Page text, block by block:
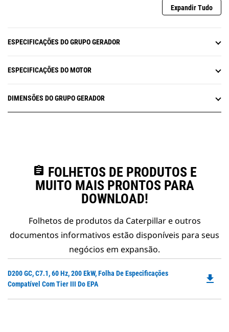
Expandir Tudo
ESPECIFICAÇÕES DO GRUPO GERADOR
ESPECIFICAÇÕES DO MOTOR
DIMENSÕES DO GRUPO GERADOR
assignment FOLHETOS DE PRODUTOS E
MUITO MAIS PRONTOS PARA
DOWNLOAD!
Folhetos de produtos da Caterpillar e outros
documentos informativos estão disponíveis para seus
negócios em expansão.
D200 GC, C7.1, 60 Hz, 200 EkW, Folha De Especificações
Compatível Com Tier III Do EPA
file_download